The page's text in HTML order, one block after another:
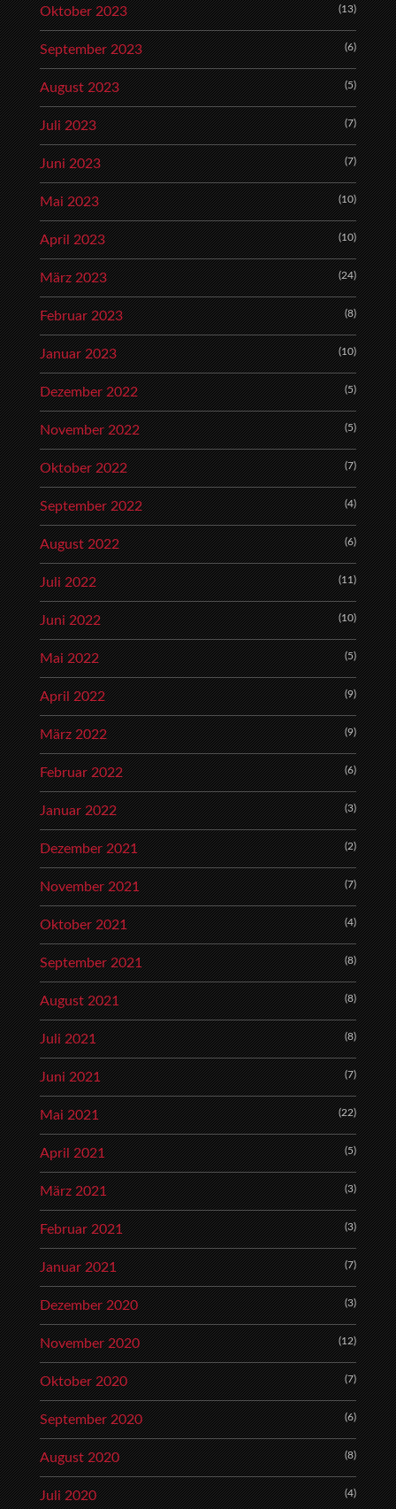
Oktober 2023 (13)
September 2023 (6)
August 2023 (5)
Juli 2023 (7)
Juni 2023 (7)
Mai 2023 (10)
April 2023 (10)
März 2023 (24)
Februar 2023 (8)
Januar 2023 (10)
Dezember 2022 (5)
November 2022 (5)
Oktober 2022 (7)
September 2022 (4)
August 2022 (6)
Juli 2022 (11)
Juni 2022 (10)
Mai 2022 (5)
April 2022 (9)
März 2022 (9)
Februar 2022 (6)
Januar 2022 (3)
Dezember 2021 (2)
November 2021 (7)
Oktober 2021 (4)
September 2021 (8)
August 2021 (8)
Juli 2021 (8)
Juni 2021 (7)
Mai 2021 (22)
April 2021 (5)
März 2021 (3)
Februar 2021 (3)
Januar 2021 (7)
Dezember 2020 (3)
November 2020 (12)
Oktober 2020 (7)
September 2020 (6)
August 2020 (8)
Juli 2020 (4)